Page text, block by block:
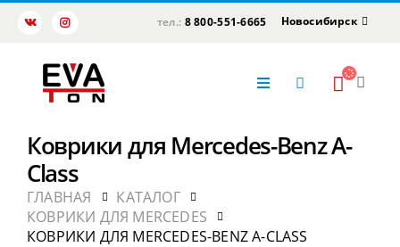
тел.: 8 800-551-6665 Новосибирск
Коврики для Mercedes-Benz A-
Class
ГЛАВНАЯ
КАТАЛОГ
КОВРИКИ ДЛЯ MERCEDES
КОВРИКИ ДЛЯ MERCEDES-BENZ A-CLASS